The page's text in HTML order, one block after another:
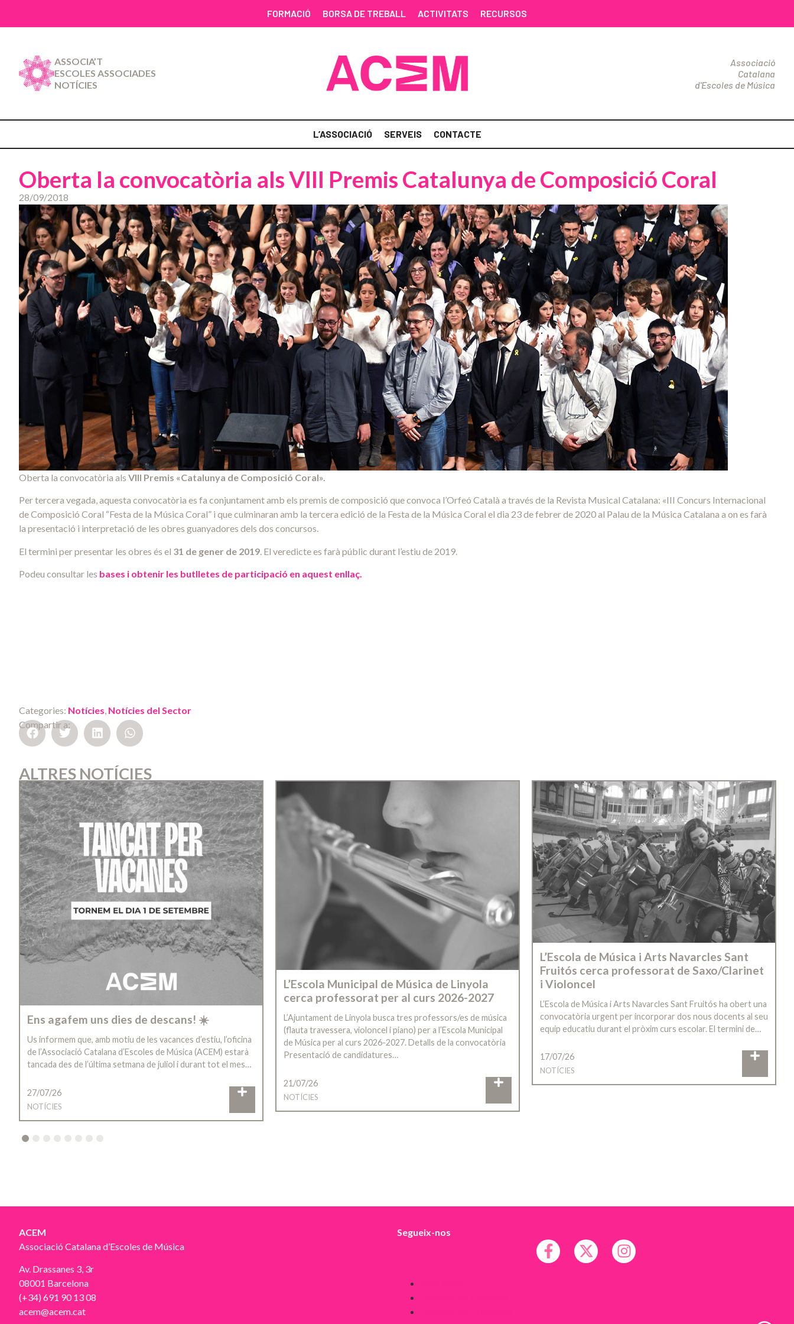
FORMACIÓ BORSA DE TREBALL ACTIVITATS RECURSOS
ASSOCIA’T
ESCOLES ASSOCIADES
NOTÍCIES
Associació
Catalana
d'Escoles de Música
L’ASSOCIACIÓ SERVEIS CONTACTE
Oberta la convocatòria als VIII Premis Catalunya de Composició Coral
28/09/2018
Oberta la convocatòria als VIII Premis «Catalunya de Composició Coral».
Per tercera vegada, aquesta convocatòria es fa conjuntament amb els premis de composició que convoca l’Orfeó Català a través de la Revista Musical Catalana: «III Concurs Internacional
de Composició Coral “Festa de la Música Coral” i que culminaran amb la tercera edició de la Festa de la Música Coral el dia 23 de febrer de 2020 al Palau de la Música Catalana a on es farà
la presentació i interpretació de les obres guanyadores dels dos concursos.
El termini per presentar les obres és el 31 de gener de 2019 . El veredicte es farà públic durant l’estiu de 2019.
Podeu consultar les bases i obtenir les butlletes de participació en aquest enllaç.
Categories: Notícies Notícies del Sector
Compartir a:
ALTRES NOTÍCIES
Ens agafem uns dies de descans! ☀️
Us informem que, amb motiu de les vacances d’estiu, l’oficina
de l’Associació Catalana d’Escoles de Música (ACEM) estarà
tancada des de l’última setmana de juliol i durant tot el mes…
27/07/26
NOTÍCIES
L’Escola Municipal de Música de Linyola
cerca professorat per al curs 2026-2027
L’Ajuntament de Linyola busca tres professors/es de música
(flauta travessera, violoncel i piano) per a l’Escola Municipal
de Música per al curs 2026-2027. Detalls de la convocatòria
Presentació de candidatures…
21/07/26
NOTÍCIES
L’Escola de Música i Arts Navarcles Sant
Fruitós cerca professorat de Saxo/Clarinet
i Violoncel
L’Escola de Música i Arts Navarcles Sant Fruitós ha obert una
convocatòria urgent per incorporar dos nous docents al seu
equip educatiu durant el pròxim curs escolar. El termini de…
17/07/26
NOTÍCIES
4 5 6 7 8
ACEM
Associació Catalana d’Escoles de Música
Av. Drassanes 3, 3r
08001 Barcelona
(+34) 691 90 13 08
acem@acem.cat
Segueix-nos